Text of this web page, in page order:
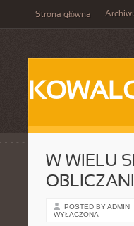
Strona główna
W WIELU
POSTED BY ADMIN
WYŁĄCZONA